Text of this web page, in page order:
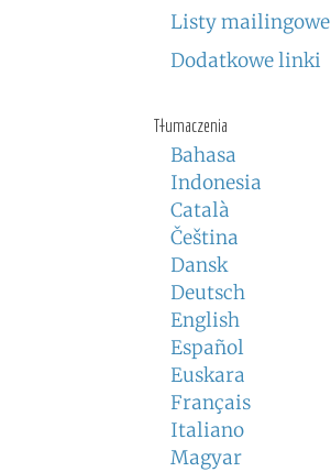
Listy mailingowe
Dodatkowe linki
Tłumaczenia
Bahasa
Indonesia
Català
Čeština
Dansk
Deutsch
English
Español
Euskara
Français
Italiano
Magyar